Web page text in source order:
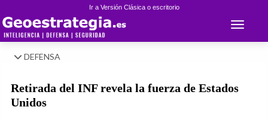
Ir a Versión Clásica o escritorio
Toggle
DEFENSA
Retirada del INF revela la fuerza de Estados
Unidos